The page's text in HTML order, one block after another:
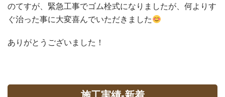
のてすが、緊急工事でゴム栓式になりましたが、何よりす
ぐ治った事に大変喜んでいただきました
ありがとうございました！